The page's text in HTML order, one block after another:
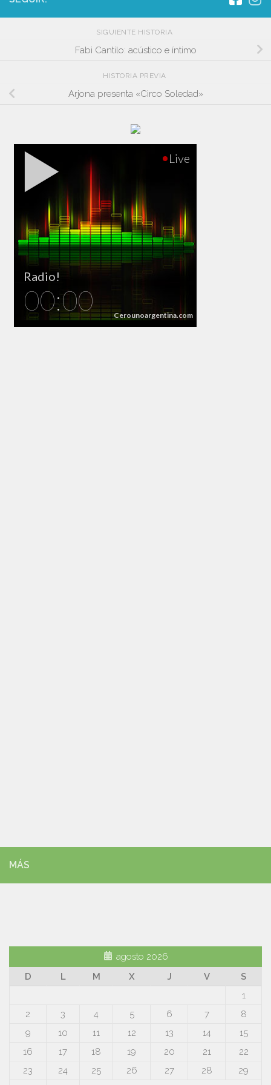
SIGUIENTE HISTORIA
Fabi Cantilo: acústico e íntimo
HISTORIA PREVIA
Arjona presenta «Circo Soledad»
MÁS
agosto 2026
D
L M X J V
S
1
2
3 4 5 6 7
8
9
10 11 12 13 14
15
16
17 18 19 20 21
22
23
24 25 26 27 28
29